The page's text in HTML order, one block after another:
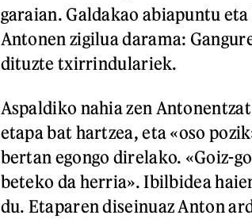
garaian. Galdakao abiapuntu
Antonen zigilua darama:
dituzte txirrindulariek.
Aspaldiko nahia zen
etapa bat hartzea, eta «oso
bertan egongo direlako. «Goiz-
beteko da herria». Ibilbidea
du. Etaparen diseinuaz Anton